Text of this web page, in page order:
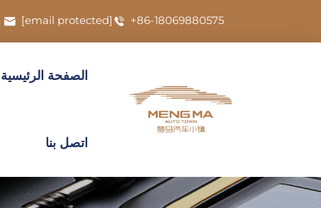
+86-18069880575
[email protected]
الصفحة الرئيسية
اتصل بنا